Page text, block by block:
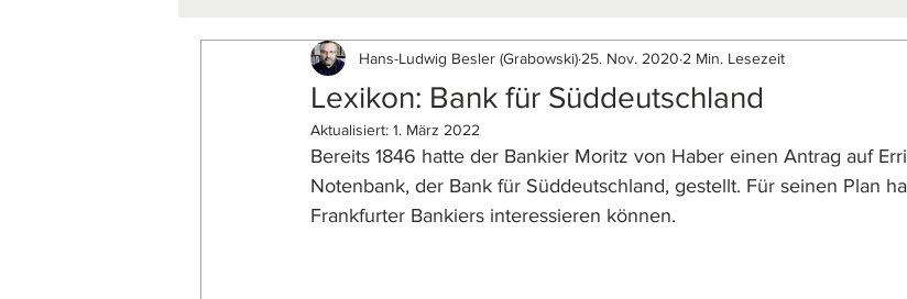
Veranstaltungen Zitate Ausstellungen
Lexikon: Bank für Süddeutschland
Hans-Ludwig Besler (Grabowski) 25. Nov. 2020 2 Min. Lesezeit
Aktualisiert: 1. März 2022
Bereits 1846 hatte der Bankier Moritz von Haber einen Antrag auf
Notenbank, der Bank für Süddeutschland, gestellt. Für seinen Plan
Frankfurter Bankiers interessieren können.